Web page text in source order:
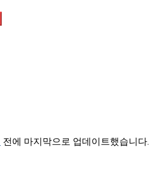
전에 마지막으로 업데이트했습니다.